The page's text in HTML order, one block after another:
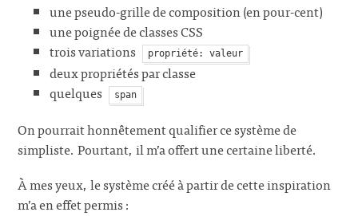
une pseudo-grille de composition (en pour-cent)
une poignée de classes CSS
trois variations
propriété: valeur
deux propriétés par classe
quelques
span
On pourrait honnêtement qualifier ce système de
simpliste. Pourtant, il m’a offert une certaine liberté.
À mes yeux, le système créé à partir de cette inspiration
m’a en effet permis :